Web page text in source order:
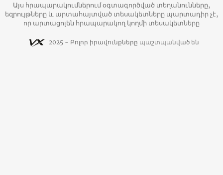
Այս հրապարակումներում օգտագործված տեղանունները,
եզրույթները և արտահայտված տեսակետները պարտադիր չէ,
որ արտացոլեն հրապարակող կողմի տեսակետները
2025 - Բոլոր իրավունքները պաշտպանված են